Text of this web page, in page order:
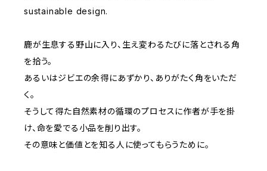
sustainable design.
鹿が生息する野山に入り、生え変わるたびに落とされる角
を拾う。
あるいはジビエの余得にあずかり、ありがたく角をいただ
く。
そうして得た自然素材の循環のプロセスに作者が手を掛
け、命を愛でる小品を削り出す。
その意味と価値とを知る人に使ってもらうために。